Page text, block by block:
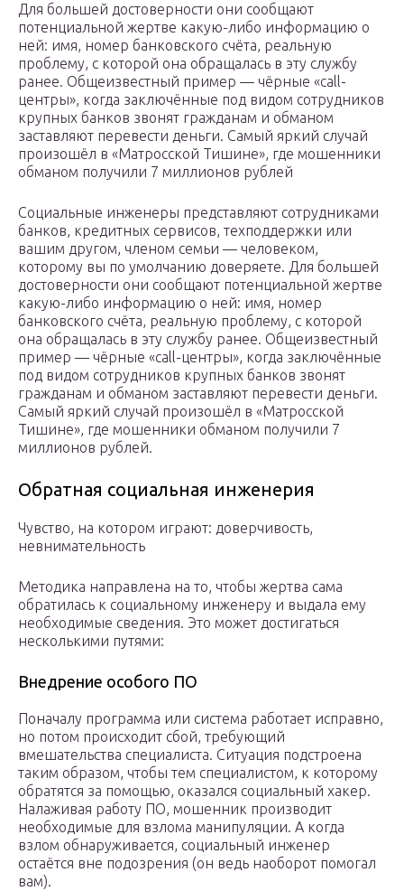
Для большей достоверности они сообщают
потенциальной жертве какую-либо информацию о
ней: имя, номер банковского счёта, реальную
проблему, с которой она обращалась в эту службу
ранее. Общеизвестный пример — чёрные «call-
центры», когда заключённые под видом сотрудников
крупных банков звонят гражданам и обманом
заставляют перевести деньги. Самый яркий случай
произошёл в «Матросской Тишине», где мошенники
обманом получили 7 миллионов рублей
Социальные инженеры представляют сотрудниками
банков, кредитных сервисов, техподдержки или
вашим другом, членом семьи — человеком,
которому вы по умолчанию доверяете. Для большей
достоверности они сообщают потенциальной жертве
какую-либо информацию о ней: имя, номер
банковского счёта, реальную проблему, с которой
она обращалась в эту службу ранее. Общеизвестный
пример — чёрные «call-центры», когда заключённые
под видом сотрудников крупных банков звонят
гражданам и обманом заставляют перевести деньги.
Самый яркий случай произошёл в «Матросской
Тишине», где мошенники обманом получили 7
миллионов рублей.
Обратная социальная инженерия
Чувство, на котором играют: доверчивость,
невнимательность
Методика направлена на то, чтобы жертва сама
обратилась к социальному инженеру и выдала ему
необходимые сведения. Это может достигаться
несколькими путями:
Внедрение особого ПО
Поначалу программа или система работает исправно,
но потом происходит сбой, требующий
вмешательства специалиста. Ситуация подстроена
таким образом, чтобы тем специалистом, к которому
обратятся за помощью, оказался социальный хакер.
Налаживая работу ПО, мошенник производит
необходимые для взлома манипуляции. А когда
взлом обнаруживается, социальный инженер
остаётся вне подозрения (он ведь наоборот помогал
вам).